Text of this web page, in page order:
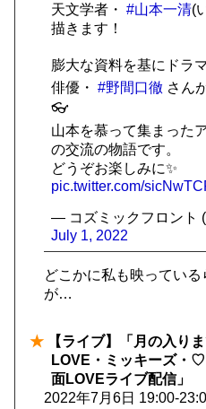
天文学者・ #山本一清(
描きます！
膨大な資料を基にドラ
俳優・ #野間口徹 さん
👓
山本を慕って集まった
の交流の物語です。
どうぞお楽しみに✨
pic.twitter.com/
— コズミックフロント
July 1, 2022
どこかに私も映ってい
が…
★ 【ライブ】「月の入り
LOVE・ミッキーズ・
面LOVEライブ配信」
2022年7月6日 19:00-